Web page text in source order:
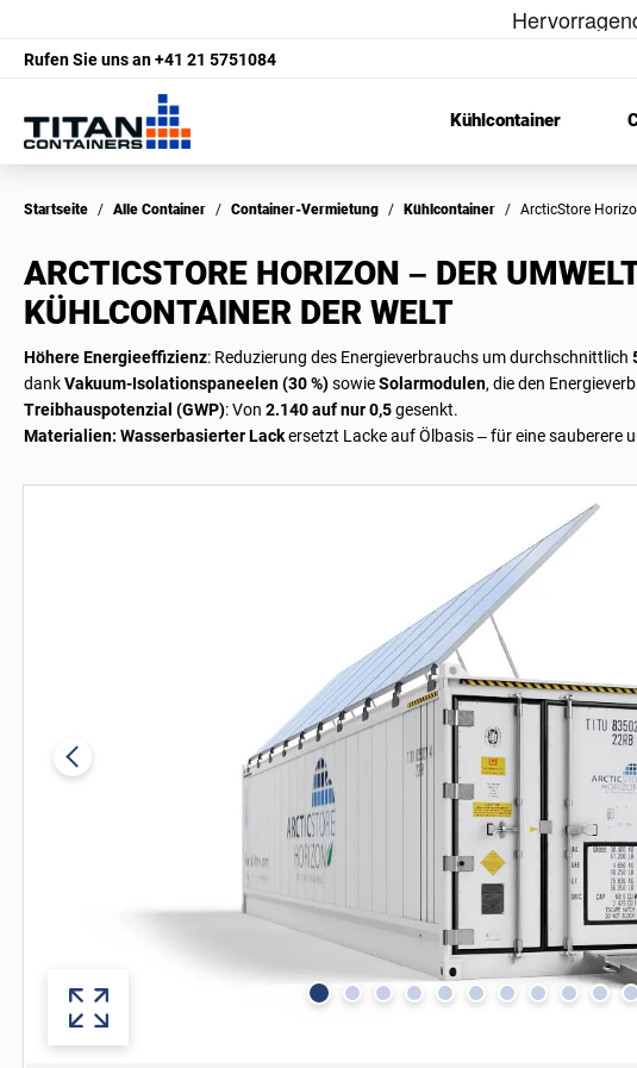
Rufen Sie uns an+41 21 5751084
Kühlcontainer
Startseite / Alle Container / Container-Vermietung / Kühlcontainer / ArcticStore
ARCTICSTORE HORIZON – DER
KÜHLCONTAINER DER WELT
Höhere Energieeffizienz: Reduzierung des Energieverbrauchs um durchschnittlich
dankVakuum-Isolationspaneelen (30 %)sowieSolarmodulen, die den
Treibhauspotenzial (GWP): Von 2.140 auf nur 0,5gesenkt.
Materialien: Wasserbasierter Lackersetzt Lacke auf Ölbasis – für eine sauberere